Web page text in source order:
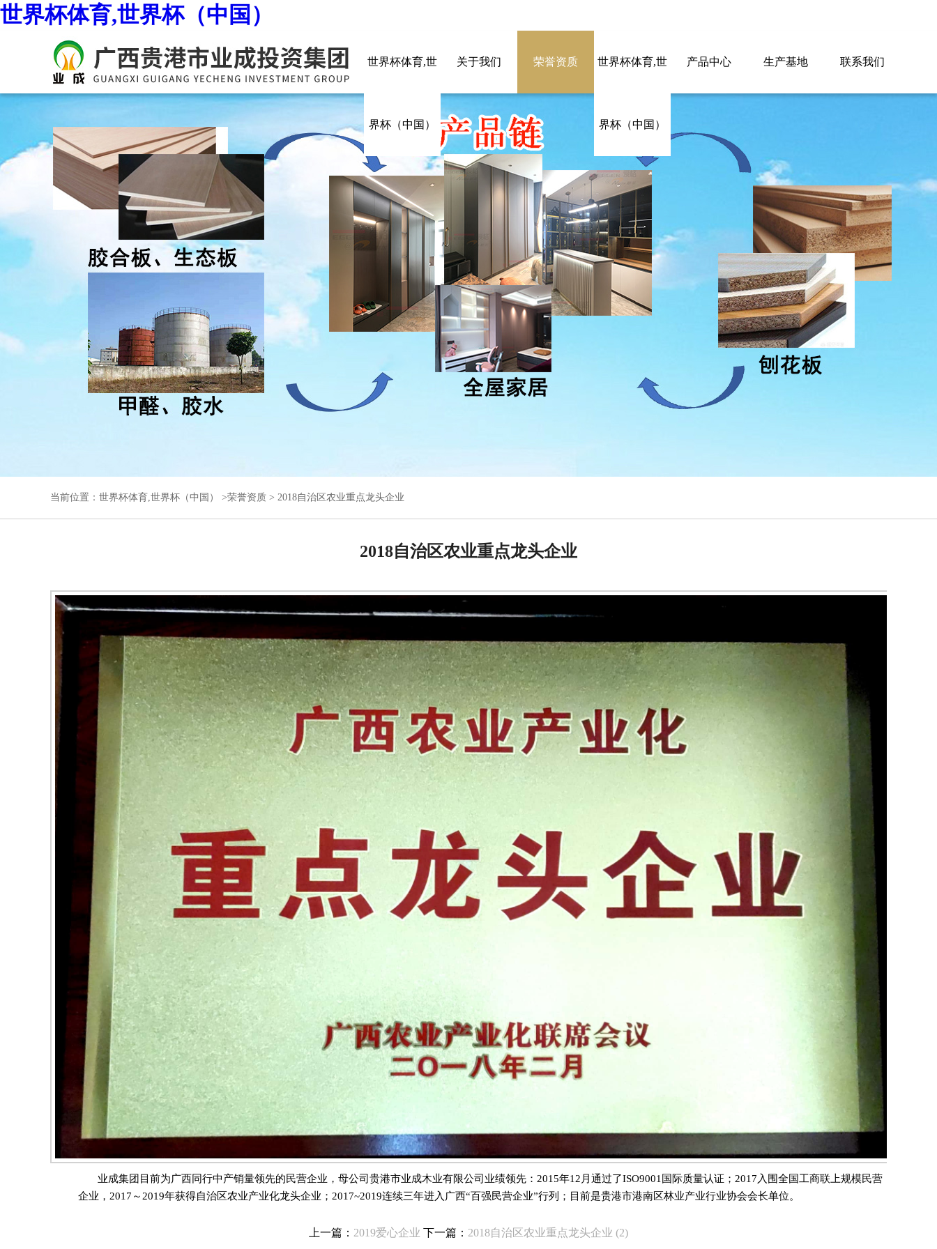
世界杯体育,世界杯（中国）
世界杯体育,世
界杯（中国）
关于我们 荣誉资质 世界杯体育,世
界杯（中国）
产品中心 生产基地 联系我们
当前位置： 世界杯体育,世界杯（中国） >荣誉资质 > 2018自治区农业重点龙头企业
2018自治区农业重点龙头企业
业成集团目前为广西同行中产销量领先的民营企业，母公司贵港市业成木业有限公司业绩领先： 2015年12月通过了ISO9001国际质量认证；2017入围全国工商联上规模民营
企业，2017～2019年获得自治区农业产业化龙头企业；2017~2019连续三年进入广西“百强民营企业”行列；目前是贵港市港南区林业产业行业协会会长单位。
上一篇： 2019爱心企业 下一篇： 2018自治区农业重点龙头企业 (2)